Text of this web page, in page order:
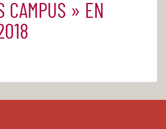
CAMPUS » EN